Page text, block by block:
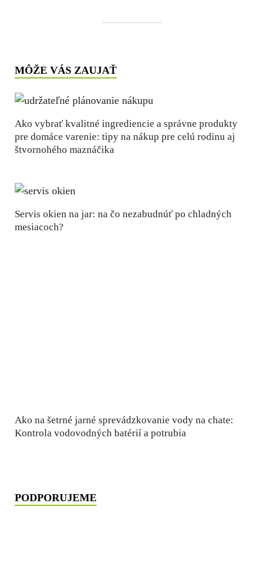
MÔŽE VÁS ZAUJAŤ
Ako vybrať kvalitné ingrediencie a správne produkty
pre domáce varenie: tipy na nákup pre celú rodinu aj
štvornohého maznáčika
Servis okien na jar: na čo nezabudnúť po chladných
mesiacoch?
Ako na šetrné jarné sprevádzkovanie vody na chate:
Kontrola vodovodných batérií a potrubia
PODPORUJEME